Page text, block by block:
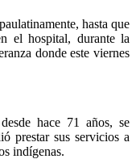
hasta que
el hospital, durante la
donde este viernes
hace 71 años, se
prestar sus servicios a
indígenas.